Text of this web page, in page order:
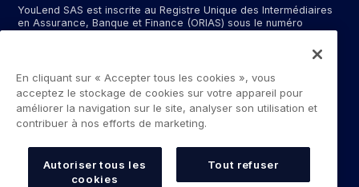
YouLend SAS est inscrite au Registre Unique des Intermédiaires
en Assurance, Banque et Finance (ORIAS) sous le numéro
d'intermédiaire bancaire exclusif d'un établissement bancaire
dont le nom peut vous être communiqué sur demande, et en tant
qu’intermédiaire de services de paiement pour YouLend ApS. Le
siège social de YouLend SAS est situé à la gare SNCF, 14 rue de
Dunkerque, 75010, Paris.
Les services de paiement fournis par YouLend Limited et
règlement pour les commerçants contrôlés par YouLend,
auxquels des fonds peuvent être envoyés par des processeurs
de vente ou des processeurs de cartes dans le but de
En cliquant sur « Accepter tous les cookies », vous
acceptez le stockage de cookies sur votre appareil pour
améliorer la navigation sur le site, analyser son utilisation et
contribuer à nos efforts de marketing.
Autoriser tous les
cookies
Tout refuser